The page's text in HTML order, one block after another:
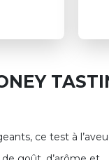
ce test à